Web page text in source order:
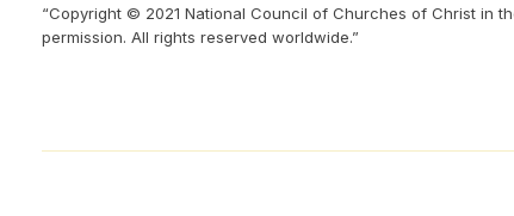
“Copyright © 2021 National Council of Churches of Christ in
permission. All rights reserved worldwide.”